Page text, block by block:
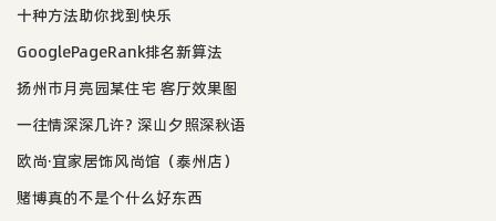
十种方法助你找到快乐
GooglePageRank排名新算法
扬州市月亮园某住宅 客厅效果图
一往情深深几许? 深山夕照深秋语
欧尚·宜家居饰风尚馆（泰州店）
赌博真的不是个什么好东西